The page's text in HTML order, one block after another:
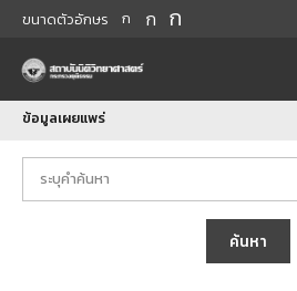
ขนาดตัวอักษร ก ก ก
ข้อมูลเผยแพร่
ค้นหา